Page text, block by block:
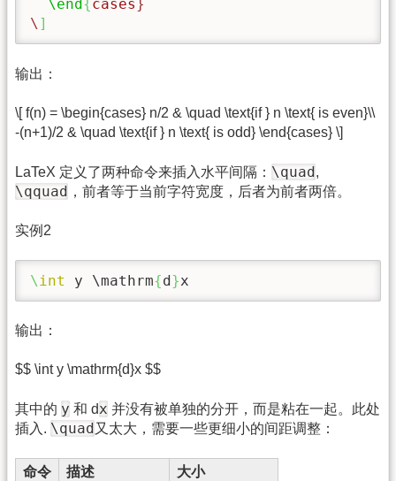
\end {cases}
\ ]
输出：
\[ f(n) = \begin{cases} n/2 & \quad \text{if } n \text{ is even}\\
-(n+1)/2 & \quad \text{if } n \text{ is odd} \end{cases} \]
LaTeX 定义了两种命令来插入水平间隔： \quad,
\qquad ，前者等于当前字符宽度，后者为前者两倍。
实例2
\ int y \mathrm{d}x
输出：
$$ \int y \mathrm{d}x $$
其中的 y 和 dx 并没有被单独的分开，而是粘在一起。此处
插入. \quad又太大，需要一些更细小的间距调整：
命令 描述 大小